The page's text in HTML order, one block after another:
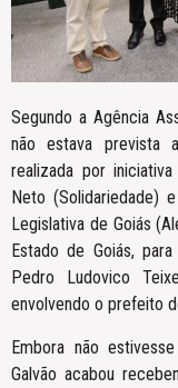
Segundo a Agência
não estava prevista
realizada por
Neto (Solidariedade)
Legislativa de Goiás
Estado de Goiás,
Pedro Ludovico
envolvendo o prefeito
Embora não
Galvão acabou